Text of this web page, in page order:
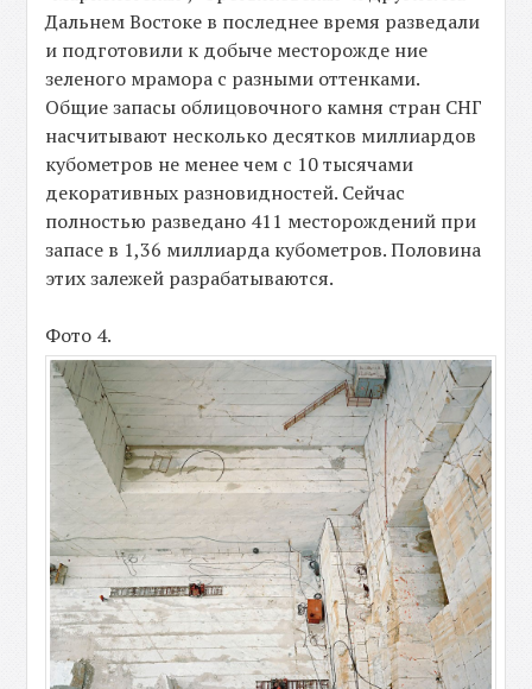
Дальнем Востоке в последнее время разведали
и подготовили к добыче месторожде ние
зеленого мрамора с разными оттенками.
Общие запасы облицовочного камня стран СНГ
насчитывают несколько десятков миллиардов
кубометров не менее чем с 10 тысячами
декоративных разновидностей. Сейчас
полностью разведано 411 месторождений при
запасе в 1,36 миллиарда кубометров. Половина
этих залежей разрабатываются.
Фото 4.